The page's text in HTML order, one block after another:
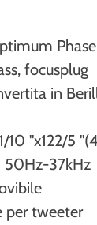
focusplug
in
10 "x122/5
50Hz-37kHz
per tweeter